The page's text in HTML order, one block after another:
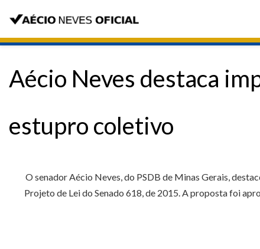
Aécio Neves destaca
estupro coletivo
O senador Aécio Neves, do PSDB de Minas Gerais,
Projeto de Lei do Senado 618, de 2015. A proposta foi